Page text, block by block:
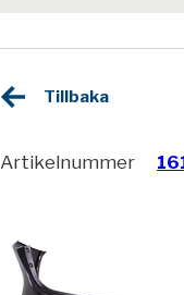
Tillbaka
Artikelnummer